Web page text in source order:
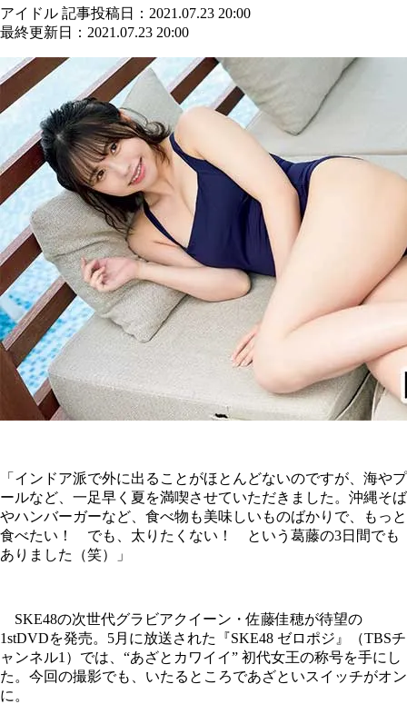
アイドル 記事投稿日：2021.07.23 20:00
最終更新日：2021.07.23 20:00
「インドア派で外に出ることがほとんどないのですが、海やプ
ールなど、一足早く夏を満喫させていただきました。沖縄そば
やハンバーガーなど、食べ物も美味しいものばかりで、もっと
食べたい！ でも、太りたくない！ という葛藤の3日間でも
ありました（笑）」
SKE48の次世代グラビアクイーン・佐藤佳穂が待望の
1stDVDを発売。5月に放送された『SKE48 ゼロポジ』（TBSチ
ャンネル1）では、“あざとカワイイ” 初代女王の称号を手にし
た。今回の撮影でも、いたるところであざといスイッチがオン
に。